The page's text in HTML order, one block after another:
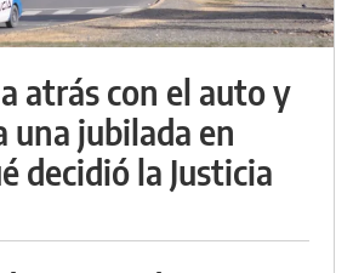
atrás con el auto y
una jubilada en
decidió la Justicia